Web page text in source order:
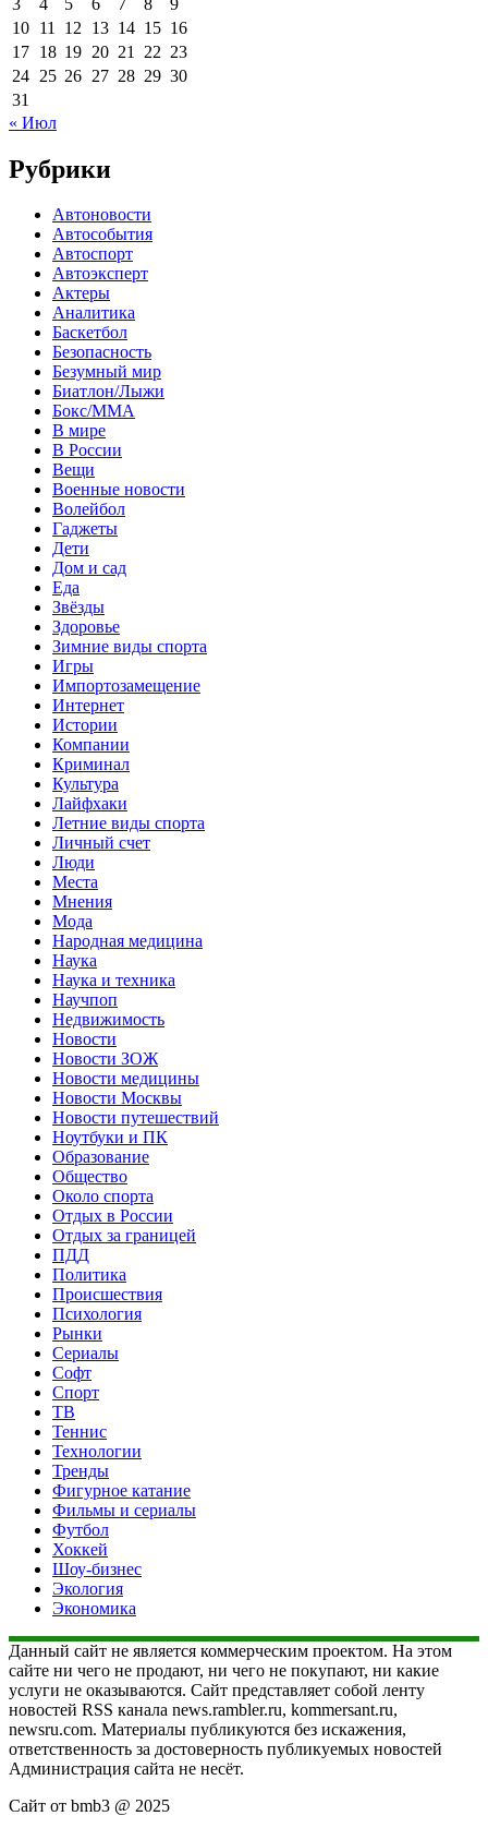
10 11 12 13 14 15 16
17 18 19 20 21 22 23
24 25 26 27 28 29 30
31
« Июл
Рубрики
Автоновости
Автособытия
Автоспорт
Автоэксперт
Актеры
Аналитика
Баскетбол
Безопасность
Безумный мир
Биатлон/Лыжи
Бокс/MMA
В мире
В России
Вещи
Военные новости
Волейбол
Гаджеты
Дети
Дом и сад
Еда
Звёзды
Здоровье
Зимние виды спорта
Игры
Импортозамещение
Интернет
Истории
Компании
Криминал
Культура
Лайфхаки
Летние виды спорта
Личный счет
Люди
Места
Мнения
Мода
Народная медицина
Наука
Наука и техника
Научпоп
Недвижимость
Новости
Новости ЗОЖ
Новости медицины
Новости Москвы
Новости путешествий
Ноутбуки и ПК
Образование
Общество
Около спорта
Отдых в России
Отдых за границей
ПДД
Политика
Происшествия
Психология
Рынки
Сериалы
Софт
Спорт
ТВ
Теннис
Технологии
Тренды
Фигурное катание
Фильмы и сериалы
Футбол
Хоккей
Шоу-бизнес
Экология
Экономика
Данный сайт не является коммерческим проектом. На этом
сайте ни чего не продают, ни чего не покупают, ни какие
услуги не оказываются. Сайт представляет собой ленту
новостей RSS канала news.rambler.ru, kommersant.ru,
newsru.com. Материалы публикуются без искажения,
ответственность за достоверность публикуемых новостей
Администрация сайта не несёт.
Сайт от bmb3 @ 2025